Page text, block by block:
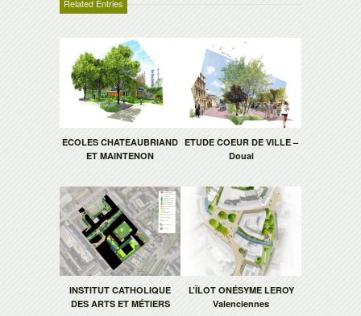
Related Entries
ECOLES CHATEAUBRIAND
ET MAINTENON
ETUDE COEUR DE VILLE –
Douai
INSTITUT CATHOLIQUE
DES ARTS ET MÉTIERS
L’ÎLOT ONÉSYME LEROY
Valenciennes